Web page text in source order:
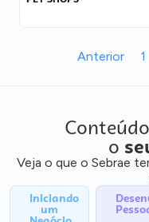
Anterior 1
o
Veja o que o Sebrae
Iniciando
um